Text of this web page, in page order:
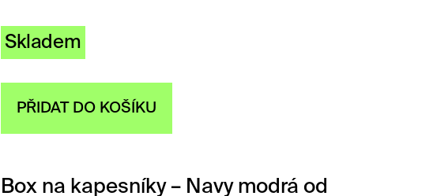
Skladem
PŘIDAT DO KOŠÍKU
Box na kapesníky – Navy modrá od